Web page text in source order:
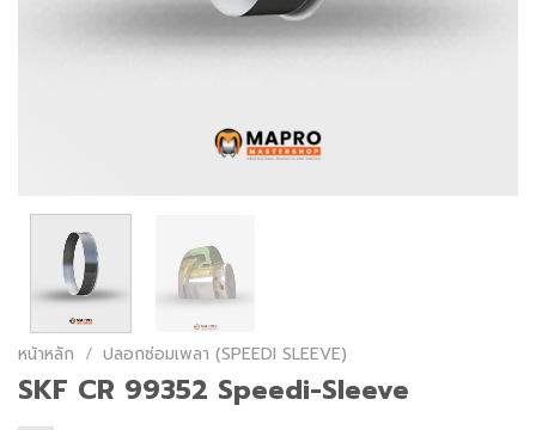
หน้าหลัก / ปลอกซ่อมเพลา (SPEEDI SLEEVE)
SKF CR 99352 Speedi-Sleeve